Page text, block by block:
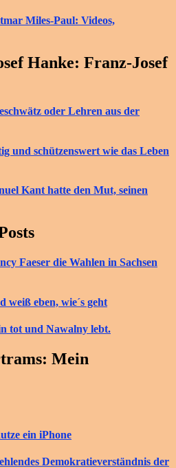
Miles-Paul: Videos,
Hanke: Franz-Josef
oder Lehren aus der
und schützenswert wie das Leben
Kant hatte den Mut, seinen
Faeser die Wahlen in Sachsen
weiß eben, wie´s geht
tot und Nawalny lebt.
Mein
ein iPhone
Demokratieverständnis der